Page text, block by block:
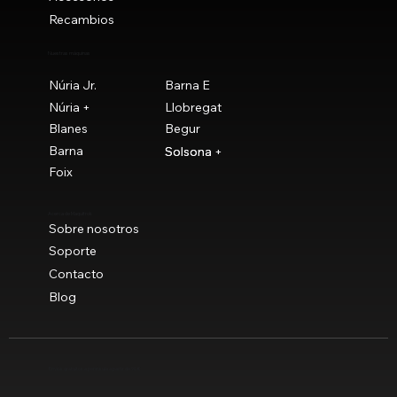
Recambios
Núria Jr.
Barna E
Núria +
Llobregat
Blanes
Begur
Barna
Solsona
Foix
Solsona +
Sobre nosotros
Soporte
Contacto
Blog